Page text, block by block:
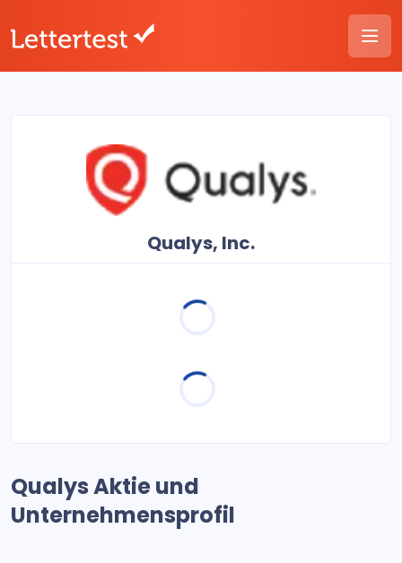
Qualys, Inc.
Qualys Aktie und
Unternehmensprofil